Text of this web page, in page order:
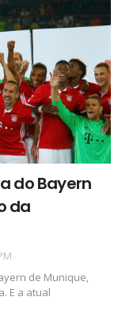
do Bayern
da
de Munique,
E a atual